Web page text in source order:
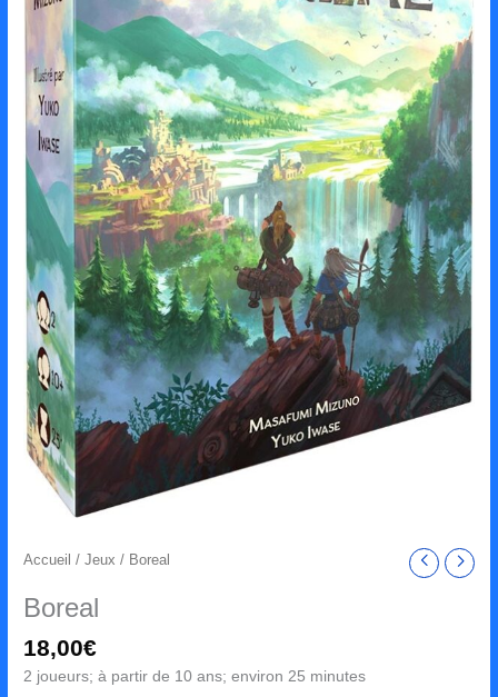
Accueil /Jeux / Boreal
Boreal
18,00€
2 joueurs; à partir de 10 ans; environ 25 minutes